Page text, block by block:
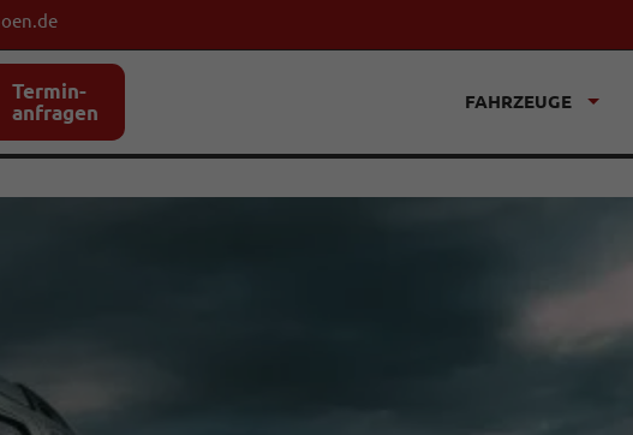
Termin-
anfragen
FAHRZEUGE